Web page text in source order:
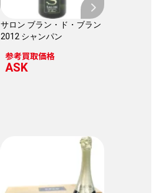
サロン ブラン・ド・ブラン
2012 シャンパン
参考買取価格
ASK